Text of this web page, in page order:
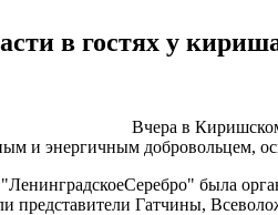
в гостях у
Вчера в
и энергичным добровольцем,
была
представители Гатчины,